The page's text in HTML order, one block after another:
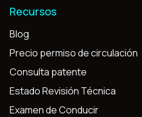
Recursos
Blog
Precio permiso de circulación
Consulta patente
Estado Revisión Técnica
Examen de Conducir